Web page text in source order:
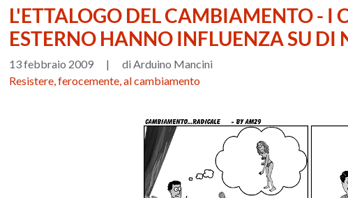
L'ETTALOGO DEL CAMBIAMENTO -
ESTERNO HANNO INFLUENZA SU DI
13 febbraio 2009 |
di Arduino Mancini
Resistere, ferocemente, al cambiamento